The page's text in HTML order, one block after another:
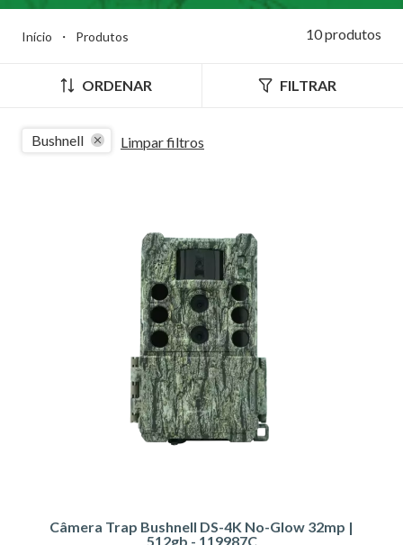
Início ・ Produtos 10 produtos
ORDENAR FILTRAR
Bushnell Limpar filtros
Câmera Trap Bushnell DS-4K No-Glow 32mp |
512gb - 119987C